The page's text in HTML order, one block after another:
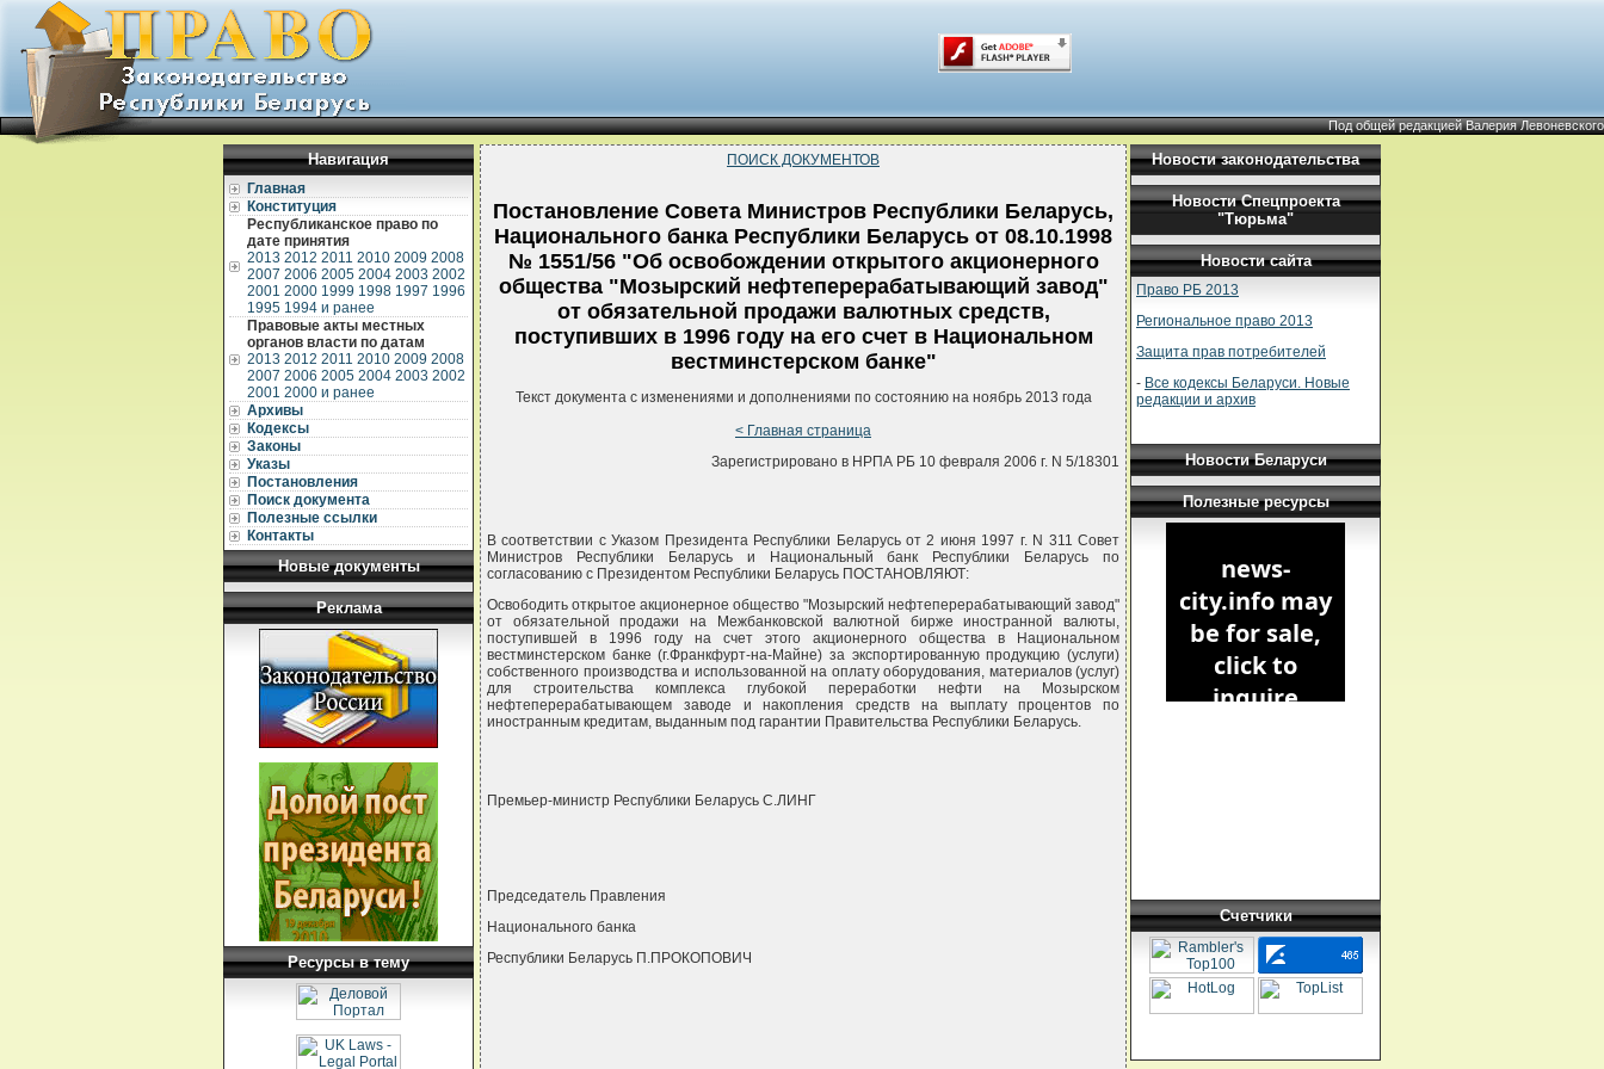
Под общей редакцией Валерия Левоневского
Навигация
Главная
Конституция
Республиканское право по
дате принятия
2013 2012 2011 2010 2009 2008
2007 2006 2005 2004 2003 2002
2001 2000 1999 1998 1997 1996
1995 1994 и ранее
Правовые акты местных
органов власти по датам
2013 2012 2011 2010 2009 2008
2007 2006 2005 2004 2003 2002
2001 2000 и ранее
Архивы
Кодексы
Законы
Указы
Постановления
Поиск документа
Полезные ссылки
Контакты
Новые документы
Реклама
Ресурсы в тему
ПОИСК ДОКУМЕНТОВ
Постановление Совета Министров Республики Беларусь,
Национального банка Республики Беларусь от 08.10.1998
№ 1551/56 "Об освобождении открытого акционерного
общества "Мозырский нефтеперерабатывающий завод"
от обязательной продажи валютных средств,
поступивших в 1996 году на его счет в Национальном
вестминстерском банке"
Текст документа с изменениями и дополнениями по состоянию на ноябрь 2013 года
< Главная страница
Зарегистрировано в НРПА РБ 10 февраля 2006 г. N 5/18301
В соответствии с Указом Президента Республики Беларусь от 2 июня 1997 г. N 311 Совет
Министров Республики Беларусь и Национальный банк Республики Беларусь по
согласованию с Президентом Республики Беларусь ПОСТАНОВЛЯЮТ:
Освободить открытое акционерное общество "Мозырский нефтеперерабатывающий завод"
от обязательной продажи на Межбанковской валютной бирже иностранной валюты,
поступившей в 1996 году на счет этого акционерного общества в Национальном
вестминстерском банке (г.Франкфурт-на-Майне) за экспортированную продукцию (услуги)
собственного производства и использованной на оплату оборудования, материалов (услуг)
для строительства комплекса глубокой переработки нефти на Мозырском
нефтеперерабатывающем заводе и накопления средств на выплату процентов по
иностранным кредитам, выданным под гарантии Правительства Республики Беларусь.
Премьер-министр Республики Беларусь С.ЛИНГ
Председатель Правления
Национального банка
Республики Беларусь П.ПРОКОПОВИЧ
Новости законодательства
Новости Спецпроекта
"Тюрьма"
Новости сайта
Право РБ 2013
Региональное право 2013
Защита прав потребителей
- Все кодексы Беларуси. Новые
редакции и архив
Новости Беларуси
Полезные ресурсы
Счетчики